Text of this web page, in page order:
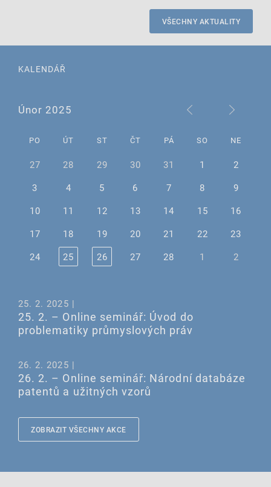
VŠECHNY AKTUALITY
KALENDÁŘ
Únor 2025
PO ÚT ST ČT PÁ SO NE
27 28 29 30 31 1
2
3
4 5 6 7 8
9
10
11 12 13 14 15
16
17
18 19 20 21 22
23
24
25 26 27 28 1 2
25. 2. 2025 |
25. 2. – Online seminář: Úvod do
problematiky průmyslových práv
26. 2. 2025 |
26. 2. – Online seminář: Národní databáze
patentů a užitných vzorů
ZOBRAZIT VŠECHNY AKCE